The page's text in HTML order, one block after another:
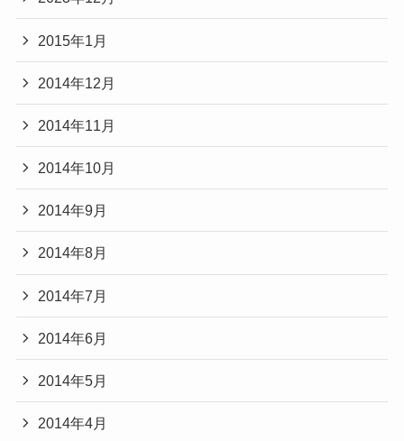
2015年1月
2014年12月
2014年11月
2014年10月
2014年9月
2014年8月
2014年7月
2014年6月
2014年5月
2014年4月